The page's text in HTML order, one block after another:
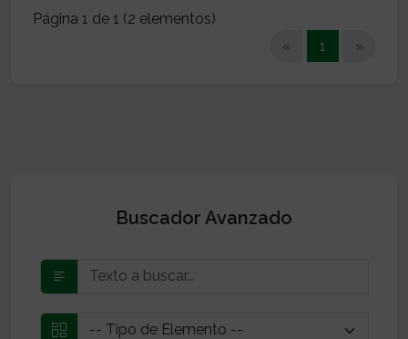
Página 1 de 1 (2 elementos)
«
1 (current)
»
Buscador Avanzado